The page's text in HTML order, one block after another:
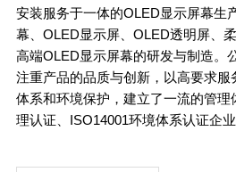
安装服务于一体的OLED显示屏幕生
幕、OLED显示屏、OLED透明屏、
高端OLED显示屏幕的研发与制造。
注重产品的品质与创新，以高要求
体系和环境保护，建立了一流的管理
理认证、ISO14001环境体系认证企业